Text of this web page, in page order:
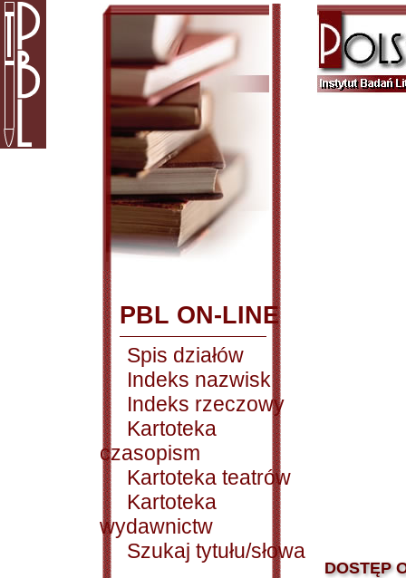
PBL ON-LINE
Spis działów
Indeks nazwisk
Indeks rzeczowy
Kartoteka
czasopism
Kartoteka teatrów
Kartoteka
wydawnictw
Szukaj tytułu/słowa
DOSTĘP